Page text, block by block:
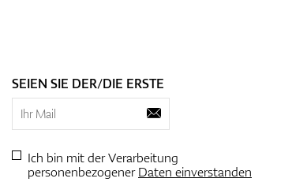
SEIEN SIE DER/DIE ERSTE
Ich bin mit der Verarbeitung
personenbezogenerDaten einverstanden